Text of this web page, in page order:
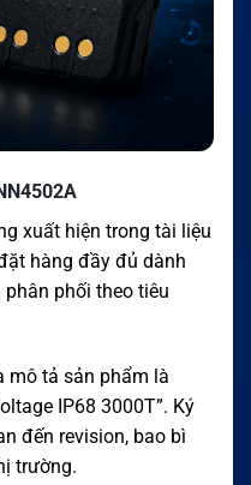
xuất hiện trong tài liệu
hàng đầy đủ dành
phối theo tiêu
mô tả sản phẩm là
IP68 3000T”. Ký
đến revision, bao bì
trường.